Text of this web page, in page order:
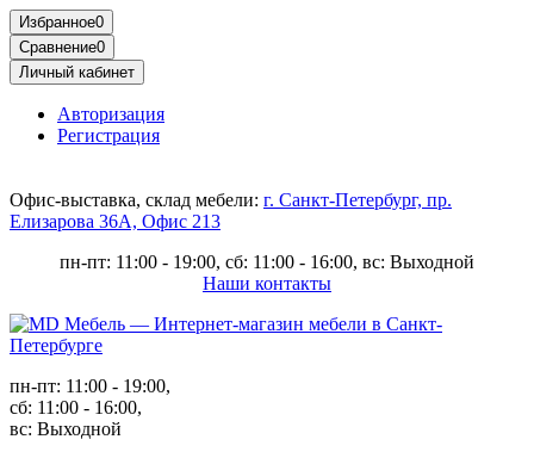
Избранное0
Сравнение0
Личный кабинет
Авторизация
Регистрация
Офис-выставка, склад мебели: г. Санкт-Петербург, пр.
Елизарова 36А, Офис 213
пн-пт: 11:00 - 19:00, сб: 11:00 - 16:00, вс: Выходной
Наши контакты
пн-пт: 11:00 - 19:00,
сб: 11:00 - 16:00,
вс: Выходной